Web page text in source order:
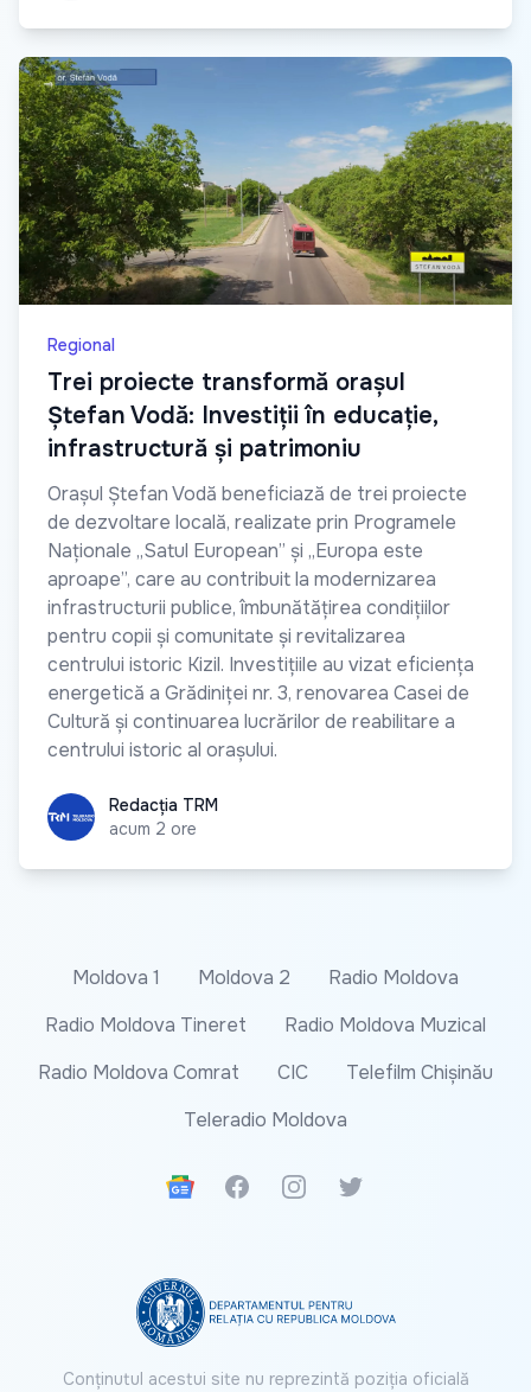
Regional
Trei proiecte transformă orașul
Ștefan Vodă: Investiții în educație,
infrastructură și patrimoniu
Orașul Ștefan Vodă beneficiază de trei proiecte
de dezvoltare locală, realizate prin Programele
Naționale „Satul European” și „Europa este
aproape”, care au contribuit la modernizarea
infrastructurii publice, îmbunătățirea condițiilor
pentru copii și comunitate și revitalizarea
centrului istoric Kizil. Investițiile au vizat eficiența
energetică a Grădiniței nr. 3, renovarea Casei de
Cultură și continuarea lucrărilor de reabilitare a
centrului istoric al orașului.
Redacția TRM
Redacția TRM
acum 2 ore
Moldova 1 Moldova 2
Radio Moldova
Radio Moldova Tineret
Radio Moldova Muzical
Radio Moldova Comrat
CIC
Telefilm Chișinău
Teleradio Moldova
Google News
FacebookInstagramTwitter
Conținutul acestui site nu reprezintă poziția oficială